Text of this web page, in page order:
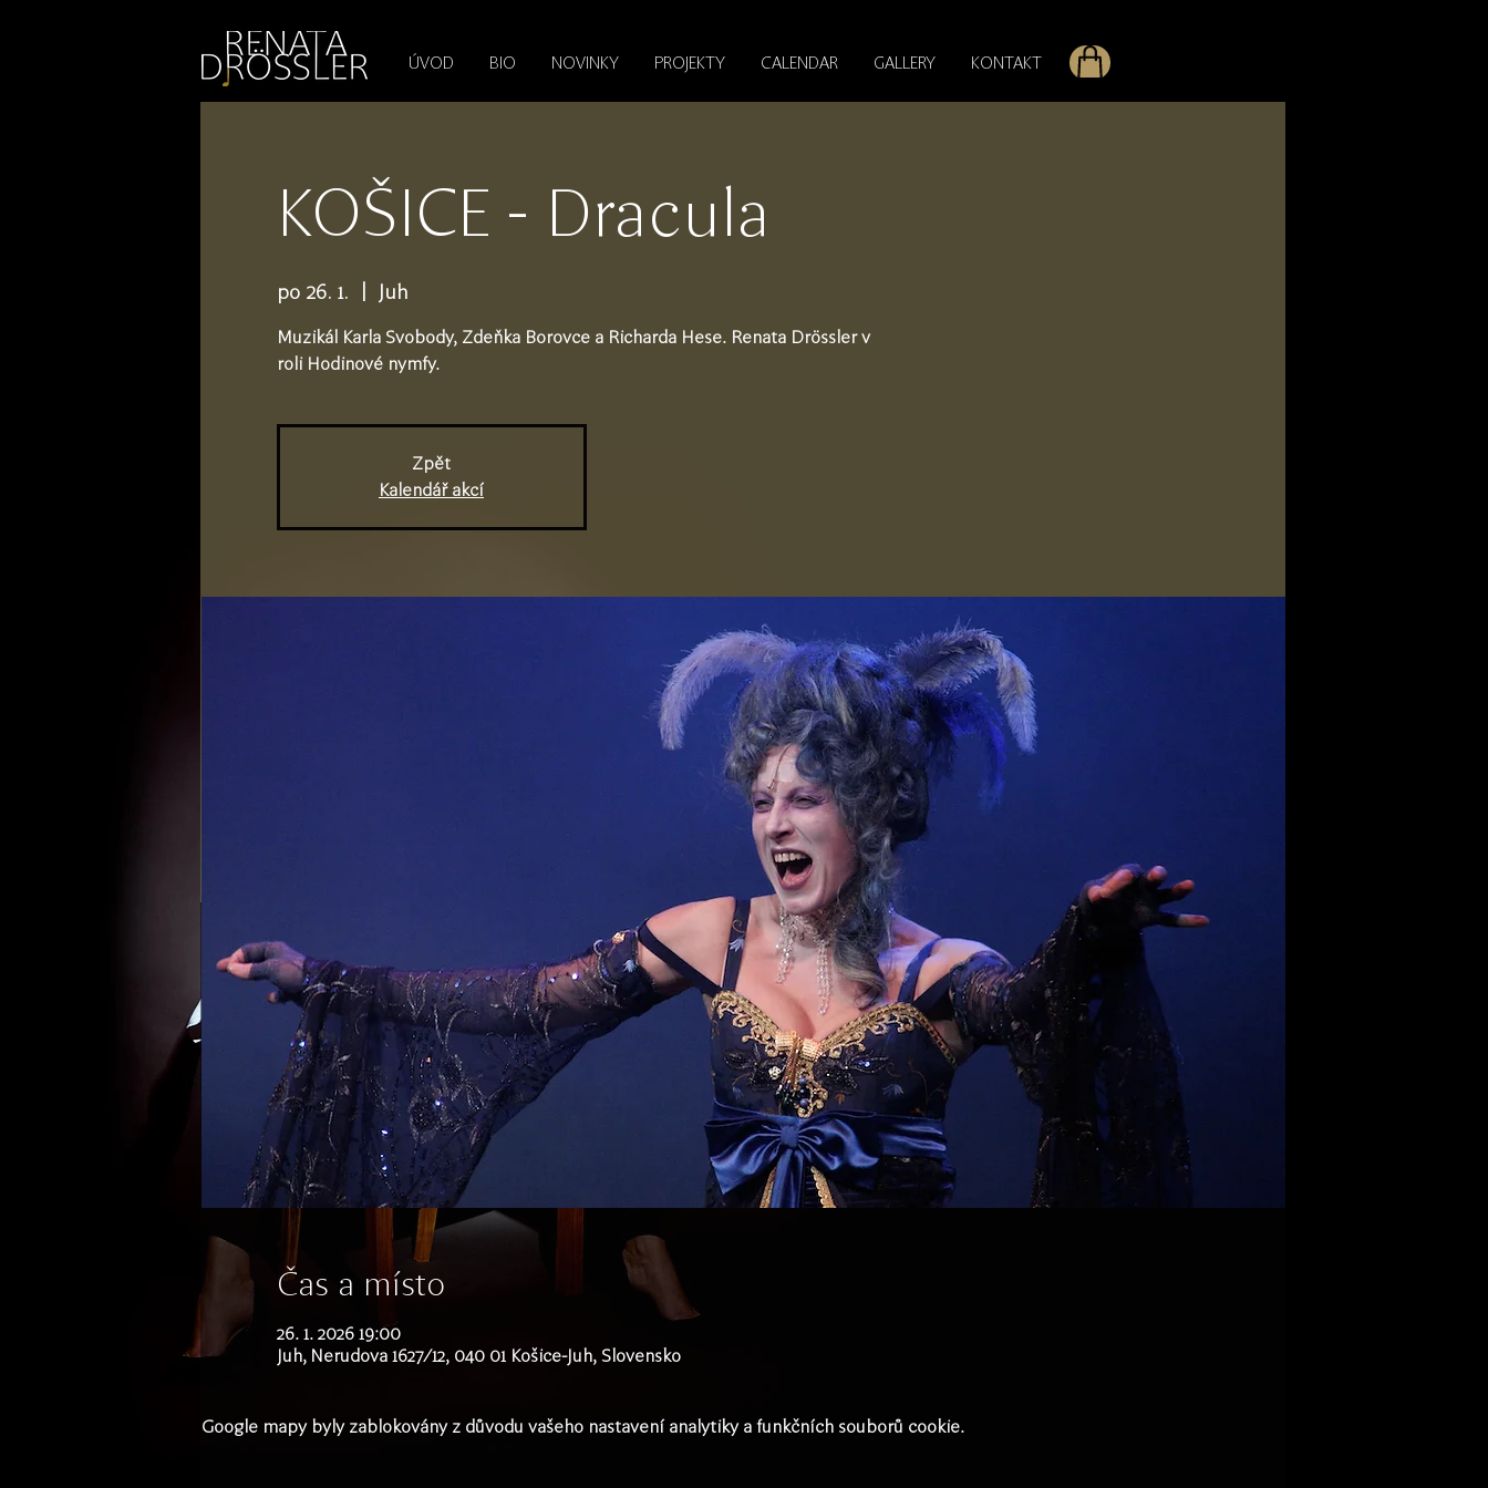
ÚVOD BIO NOVINKY PROJEKTY CALENDAR GALLERY KONTAKT
KOŠICE - Dracula
po 26. 1. Juh
Muzikál Karla Svobody, Zdeňka Borovce a Richarda Hese. Renata Drössler v
roli Hodinové nymfy.
Zpět
Kalendář akcí
Čas a místo
26. 1. 2026 19:00
Juh, Nerudova 1627/12, 040 01 Košice-Juh, Slovensko
Google mapy byly zablokovány z důvodu vašeho nastavení analytiky a funkčních souborů cookie.